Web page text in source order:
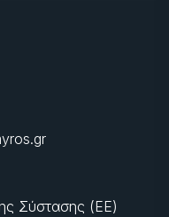
Σύστασης (ΕΕ)